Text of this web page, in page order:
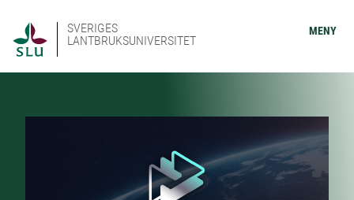
SVERIGES
LANTBRUKSUNIVERSITET
MENY